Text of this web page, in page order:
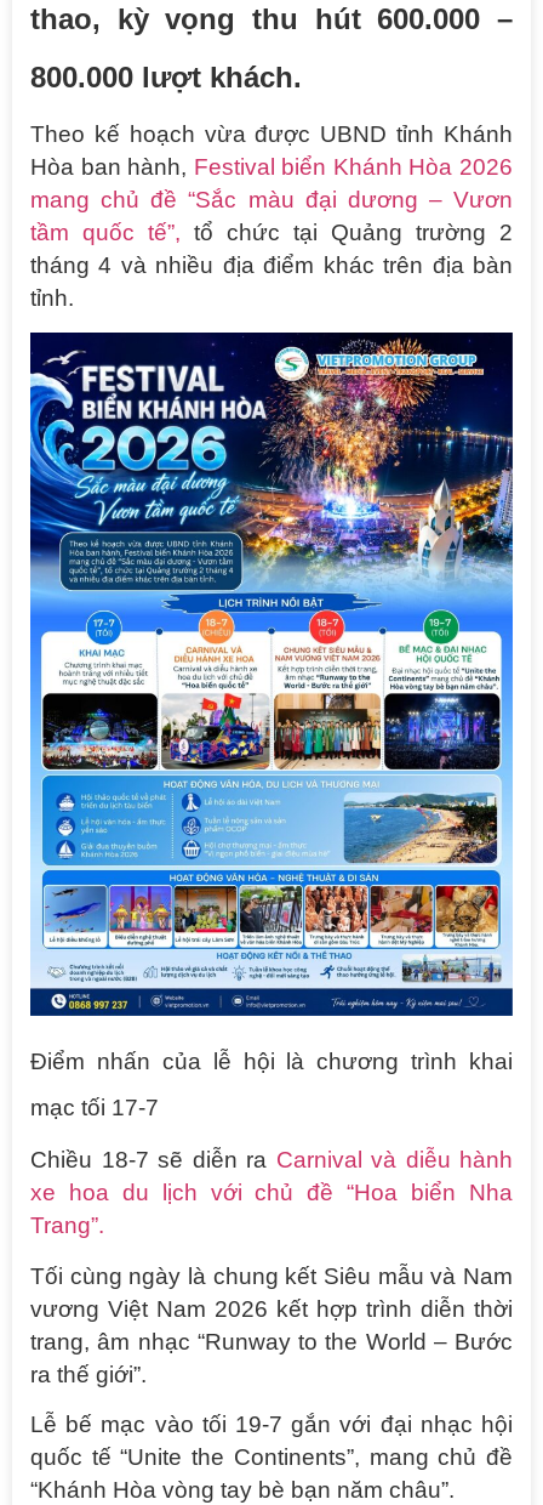
thao, kỳ vọng thu hút 600.000 –
800.000 lượt khách.
Theo kế hoạch vừa được UBND tỉnh Khánh
Hòa ban hành, Festival biển Khánh Hòa 2026
mang chủ đề “Sắc màu đại dương – Vươn
tầm quốc tế”, tổ chức tại Quảng trường 2
tháng 4 và nhiều địa điểm khác trên địa bàn
tỉnh.
Điểm nhấn của lễ hội là chương trình khai
mạc tối 17-7
Chiều 18-7 sẽ diễn ra Carnival và diễu hành
xe hoa du lịch với chủ đề “Hoa biển Nha
Trang”.
Tối cùng ngày là chung kết Siêu mẫu và Nam
vương Việt Nam 2026 kết hợp trình diễn thời
trang, âm nhạc “Runway to the World – Bước
ra thế giới”.
Lễ bế mạc vào tối 19-7 gắn với đại nhạc hội
quốc tế “Unite the Continents”, mang chủ đề
“Khánh Hòa vòng tay bè bạn năm châu”.